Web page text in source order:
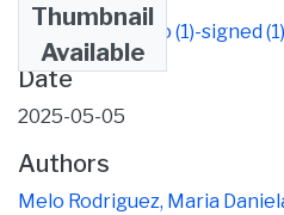
Thumbnail
Available
Ma. Daniela Melo (1)-signed
Date
2025-05-05
Authors
Melo Rodriguez, Maria